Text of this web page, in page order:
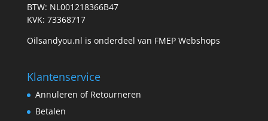
BTW: NL001218366B47
KVK: 73368717
Oilsandyou.nl is onderdeel van FMEP Webshops
Klantenservice
Annuleren of Retourneren
Betalen